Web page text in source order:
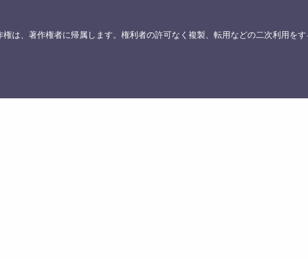
は、著作権者に帰属します。権利者の許可なく複製、転用などの二次利用をす